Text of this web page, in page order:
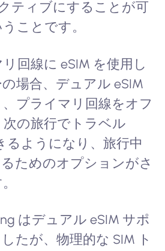
ティブにすることが可
ことです。
回線に eSIM を使用し
場合、デュアル eSIM
プライマリ回線をオフ
の旅行でトラベル
るようになり、旅行中
ためのオプションがさ
はデュアル eSIM サポ
たが、物理的な SIM ト